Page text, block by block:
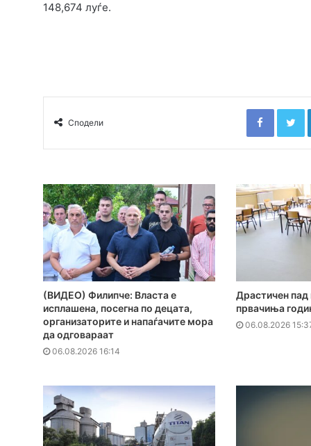
148,674 луѓе.
Сподели
(ВИДЕО) Филипче: Власта е
исплашена, посегна по децата,
организаторите и напаѓачите мора
да одговараат
06.08.2026 16:14
Драстичен пад
првачиња
06.08.2026